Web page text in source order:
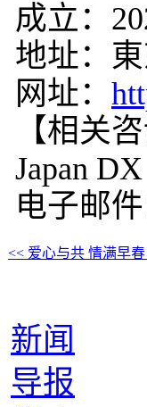
成立：
地址：
网址：
【相关咨
Japan
电子邮件
<< 爱心与共 情满早
新闻
导报